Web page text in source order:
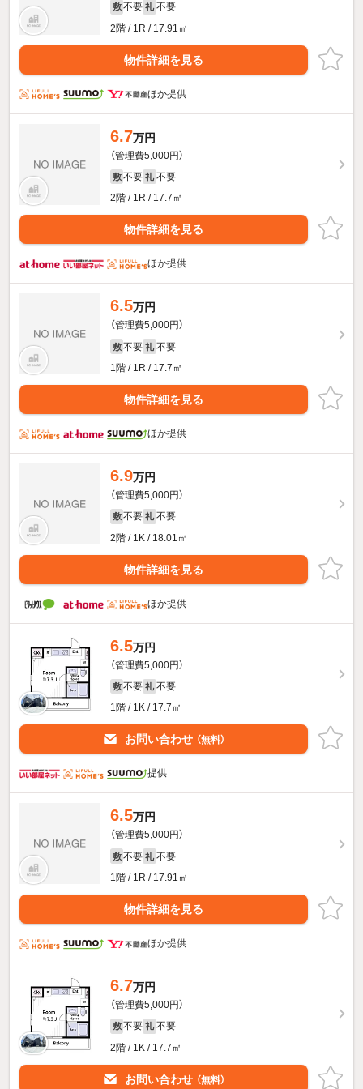
敷 不要 礼 不要
2階 / 1R / 17.91㎡
物件詳細を見る
ほか提供
6.7万円
（管理費5,000円）
敷 不要 礼 不要
2階 / 1R / 17.7㎡
物件詳細を見る
ほか提供
6.5万円
（管理費5,000円）
敷 不要 礼 不要
1階 / 1R / 17.7㎡
物件詳細を見る
ほか提供
6.9万円
（管理費5,000円）
敷 不要 礼 不要
2階 / 1K / 18.01㎡
物件詳細を見る
ほか提供
6.5万円
（管理費5,000円）
敷 不要 礼 不要
1階 / 1K / 17.7㎡
お問い合わせ （無料）
提供
6.5万円
（管理費5,000円）
敷 不要 礼 不要
1階 / 1R / 17.91㎡
物件詳細を見る
ほか提供
6.7万円
（管理費5,000円）
敷 不要 礼 不要
2階 / 1K / 17.7㎡
お問い合わせ （無料）